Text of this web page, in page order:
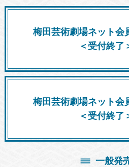
梅田芸術劇場ネット
＜受付終了
【東京公演】対象
【大阪公演】対象
梅田芸術劇場ネット
＜受付終了
一般発